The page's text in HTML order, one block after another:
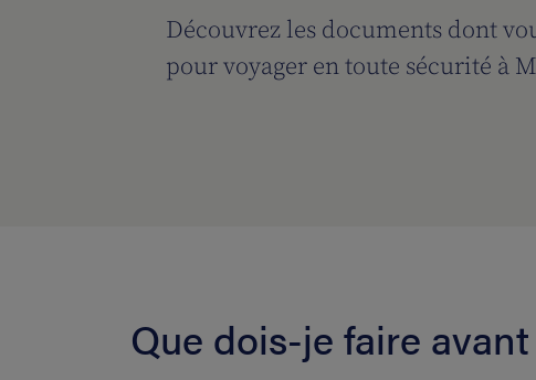
Découvrez les documents dont
pour voyager en toute sécurité à
Que dois-je faire